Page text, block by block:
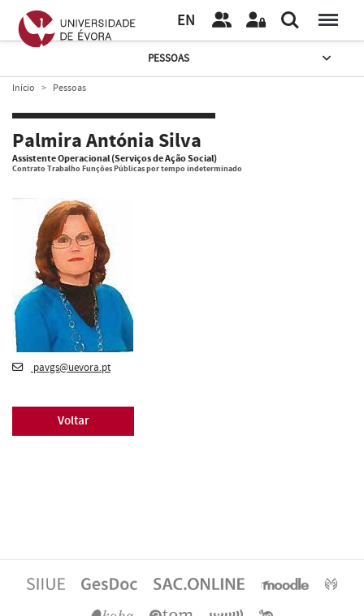
EN
PESSOAS
Início Pessoas
Palmira Antónia Silva
Assistente Operacional (Serviços de Ação Social)
Contrato Trabalho Funções Públicas por tempo indeterminado
pavgs@uevora.pt
Voltar